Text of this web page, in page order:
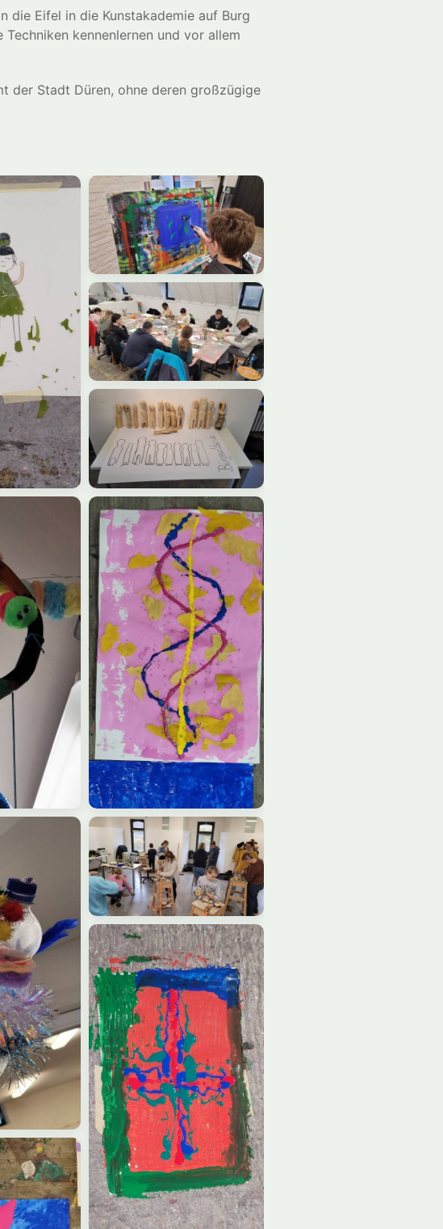
die Eifel in die Kunstakademie auf Burg
kennenlernen und vor allem
der Stadt Düren, ohne deren großzügige